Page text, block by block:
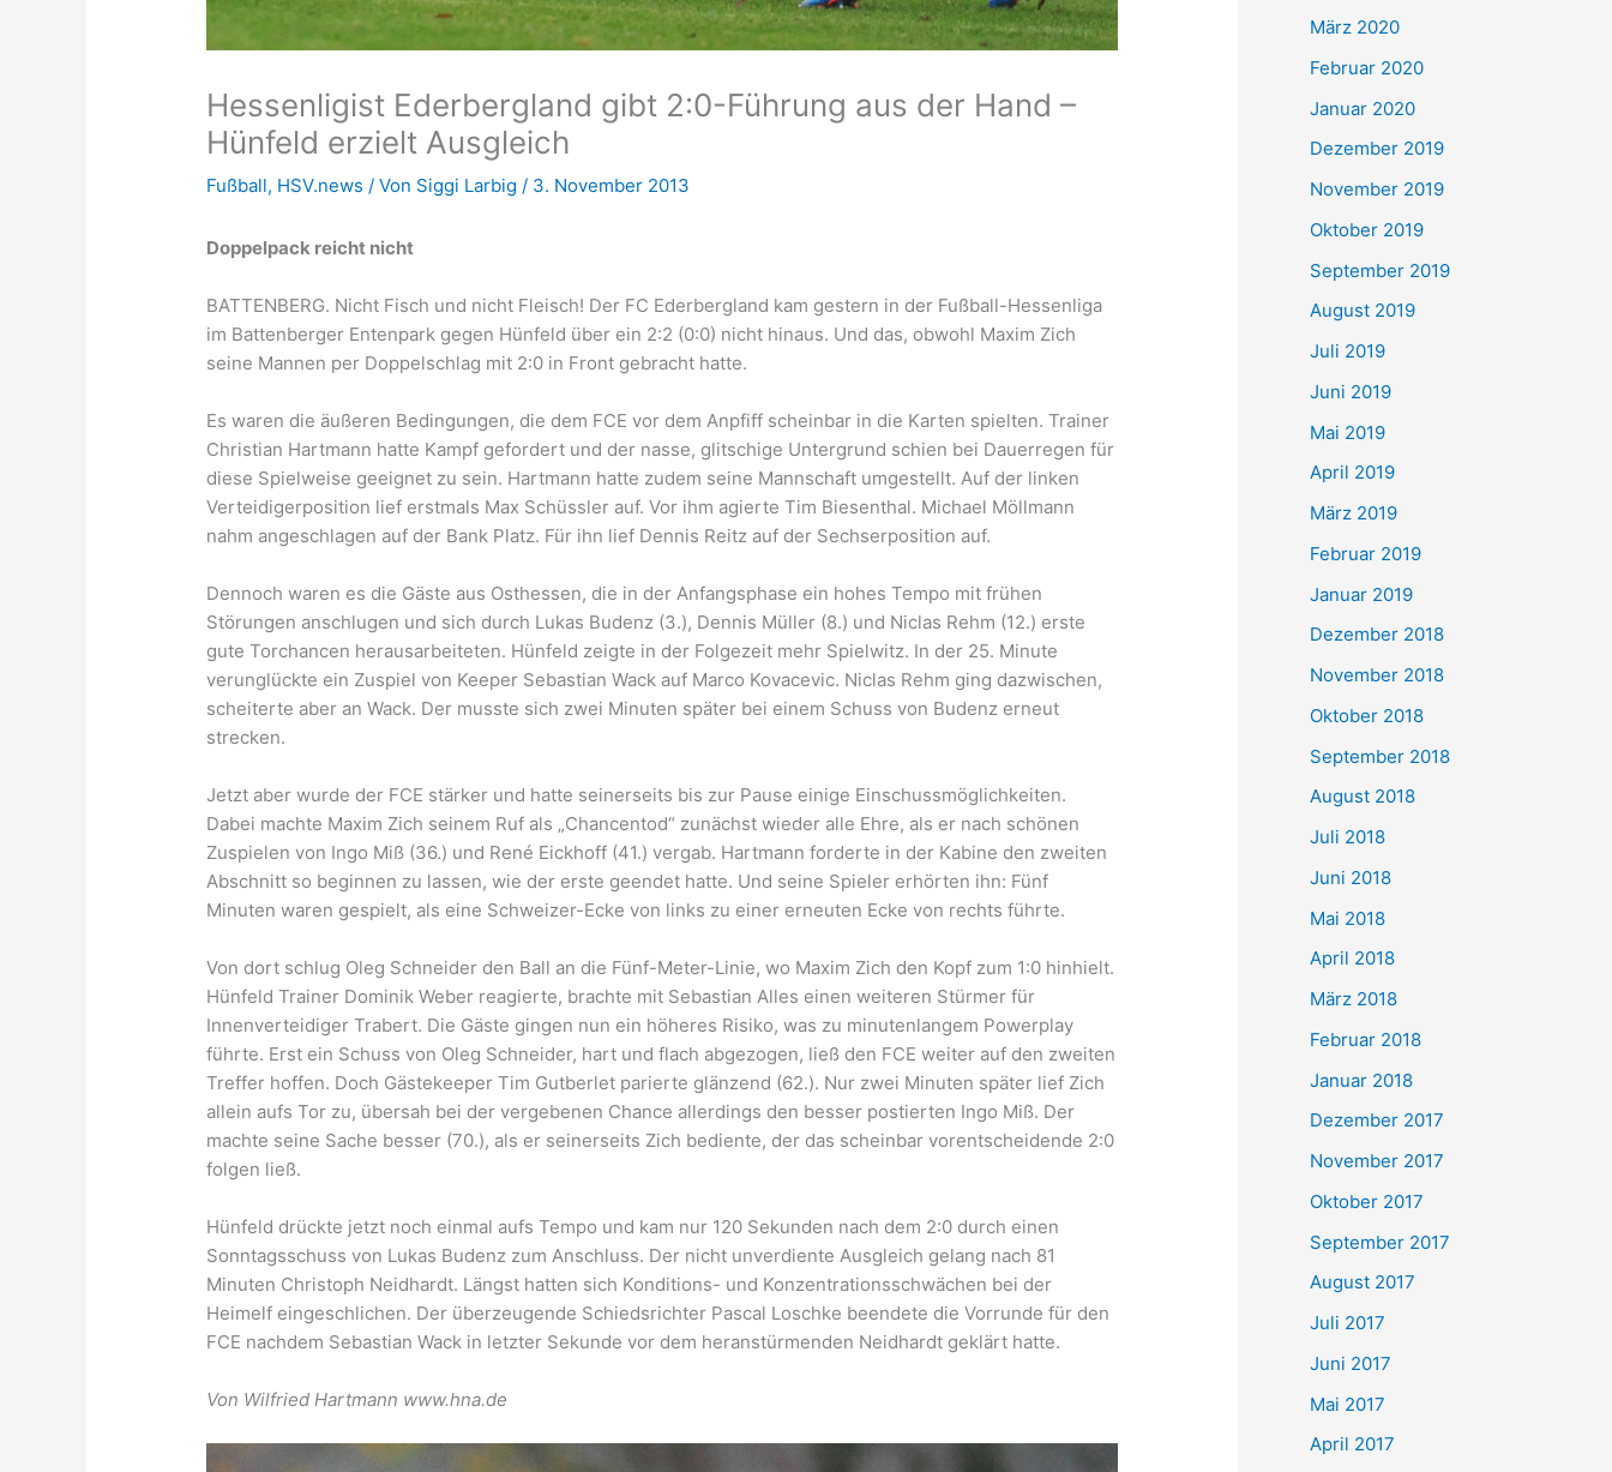
Hessenligist Ederbergland gibt 2:0-Führung aus der Hand –
Hünfeld erzielt Ausgleich
Fußball, HSV.news / Von Siggi Larbig/ 3. November 2013
Doppelpack reicht nicht
BATTENBERG. Nicht Fisch und nicht Fleisch! Der FC Ederbergland kam gestern in der Fußball-Hessenliga
im Battenberger Entenpark gegen Hünfeld über ein 2:2 (0:0) nicht hinaus. Und das, obwohl Maxim Zich
seine Mannen per Doppelschlag mit 2:0 in Front gebracht hatte.
Es waren die äußeren Bedingungen, die dem FCE vor dem Anpfiff scheinbar in die Karten spielten. Trainer
Christian Hartmann hatte Kampf gefordert und der nasse, glitschige Untergrund schien bei Dauerregen für
diese Spielweise geeignet zu sein. Hartmann hatte zudem seine Mannschaft umgestellt. Auf der linken
Verteidigerposition lief erstmals Max Schüssler auf. Vor ihm agierte Tim Biesenthal. Michael Möllmann
nahm angeschlagen auf der Bank Platz. Für ihn lief Dennis Reitz auf der Sechserposition auf.
Dennoch waren es die Gäste aus Osthessen, die in der Anfangsphase ein hohes Tempo mit frühen
Störungen anschlugen und sich durch Lukas Budenz (3.), Dennis Müller (8.) und Niclas Rehm (12.) erste
gute Torchancen herausarbeiteten. Hünfeld zeigte in der Folgezeit mehr Spielwitz. In der 25. Minute
verunglückte ein Zuspiel von Keeper Sebastian Wack auf Marco Kovacevic. Niclas Rehm ging dazwischen,
scheiterte aber an Wack. Der musste sich zwei Minuten später bei einem Schuss von Budenz erneut
strecken.
Jetzt aber wurde der FCE stärker und hatte seinerseits bis zur Pause einige Einschussmöglichkeiten.
Dabei machte Maxim Zich seinem Ruf als „Chancentod“ zunächst wieder alle Ehre, als er nach schönen
Zuspielen von Ingo Miß (36.) und René Eickhoff (41.) vergab. Hartmann forderte in der Kabine den zweiten
Abschnitt so beginnen zu lassen, wie der erste geendet hatte. Und seine Spieler erhörten ihn: Fünf
Minuten waren gespielt, als eine Schweizer-Ecke von links zu einer erneuten Ecke von rechts führte.
Von dort schlug Oleg Schneider den Ball an die Fünf-Meter-Linie, wo Maxim Zich den Kopf zum 1:0 hinhielt.
Hünfeld Trainer Dominik Weber reagierte, brachte mit Sebastian Alles einen weiteren Stürmer für
Innenverteidiger Trabert. Die Gäste gingen nun ein höheres Risiko, was zu minutenlangem Powerplay
führte. Erst ein Schuss von Oleg Schneider, hart und flach abgezogen, ließ den FCE weiter auf den zweiten
Treffer hoffen. Doch Gästekeeper Tim Gutberlet parierte glänzend (62.). Nur zwei Minuten später lief Zich
allein aufs Tor zu, übersah bei der vergebenen Chance allerdings den besser postierten Ingo Miß. Der
machte seine Sache besser (70.), als er seinerseits Zich bediente, der das scheinbar vorentscheidende 2:0
folgen ließ.
Hünfeld drückte jetzt noch einmal aufs Tempo und kam nur 120 Sekunden nach dem 2:0 durch einen
Sonntagsschuss von Lukas Budenz zum Anschluss. Der nicht unverdiente Ausgleich gelang nach 81
Minuten Christoph Neidhardt. Längst hatten sich Konditions- und Konzentrationsschwächen bei der
Heimelf eingeschlichen. Der überzeugende Schiedsrichter Pascal Loschke beendete die Vorrunde für den
FCE nachdem Sebastian Wack in letzter Sekunde vor dem heranstürmenden Neidhardt geklärt hatte.
Von Wilfried Hartmann www.hna.de
März 2020
Februar 2020
Januar 2020
Dezember 2019
November 2019
Oktober 2019
September 2019
August 2019
Juli 2019
Juni 2019
Mai 2019
April 2019
März 2019
Februar 2019
Januar 2019
Dezember 2018
November 2018
Oktober 2018
September 2018
August 2018
Juli 2018
Juni 2018
Mai 2018
April 2018
März 2018
Februar 2018
Januar 2018
Dezember 2017
November 2017
Oktober 2017
September 2017
August 2017
Juli 2017
Juni 2017
Mai 2017
April 2017